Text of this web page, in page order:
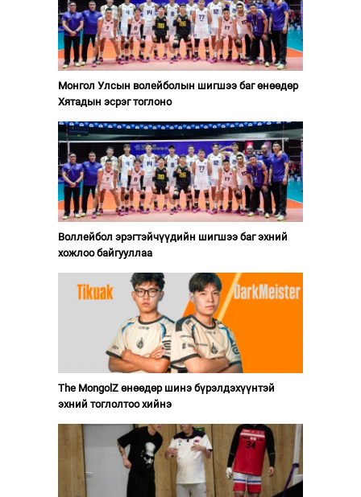
Монгол Улсын волейболын шигшээ баг өнөөдөр
Хятадын эсрэг тоглоно
Воллейбол эрэгтэйчүүдийн шигшээ баг эхний
хожлоо байгууллаа
The MongolZ өнөөдөр шинэ бүрэлдэхүүнтэй
эхний тоглолтоо хийнэ